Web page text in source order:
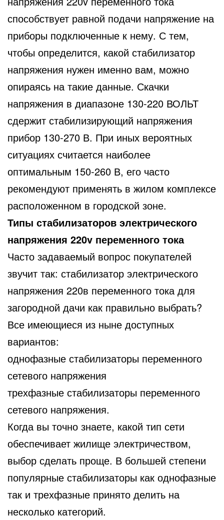
способствует равной подачи напряжение на
приборы подключенные к нему. С тем,
чтобы определится, какой стабилизатор
напряжения нужен именно вам, можно
опираясь на такие данные. Скачки
напряжения в диапазоне 130-220 ВОЛЬТ
сдержит стабилизирующий напряжения
прибор 130-270 В. При иных вероятных
ситуациях считается наиболее
оптимальным 150-260 В, его часто
рекомендуют применять в жилом комплексе
расположенном в городской зоне.
Типы стабилизаторов электрического
напряжения 220v переменного тока
Часто задаваемый вопрос покупателей
звучит так: стабилизатор электрического
напряжения 220в переменного тока для
загородной дачи как правильно выбрать?
Все имеющиеся из ныне доступных
вариантов:
однофазные стабилизаторы переменного
сетевого напряжения
трехфазные стабилизаторы переменного
сетевого напряжения.
Когда вы точно знаете, какой тип сети
обеспечивает жилище электричеством,
выбор сделать проще. В большей степени
популярные стабилизаторы как однофазные
так и трехфазные принято делить на
несколько категорий.